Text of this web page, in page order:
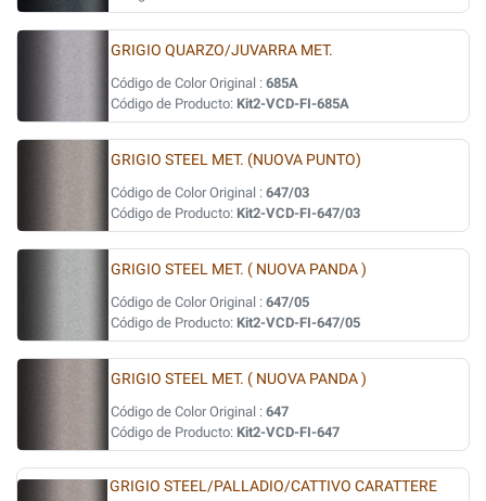
GRIGIO QUARZO/JUVARRA MET.
Código de Color Original : 685A
Código de Producto: Kit2-VCD-FI-685A
GRIGIO STEEL MET. (NUOVA PUNTO)
Código de Color Original : 647/03
Código de Producto: Kit2-VCD-FI-647/03
GRIGIO STEEL MET. ( NUOVA PANDA )
Código de Color Original : 647/05
Código de Producto: Kit2-VCD-FI-647/05
GRIGIO STEEL MET. ( NUOVA PANDA )
Código de Color Original : 647
Código de Producto: Kit2-VCD-FI-647
GRIGIO STEEL/PALLADIO/CATTIVO CARATTERE